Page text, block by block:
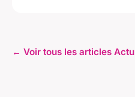
← Voir tous les articles Actu